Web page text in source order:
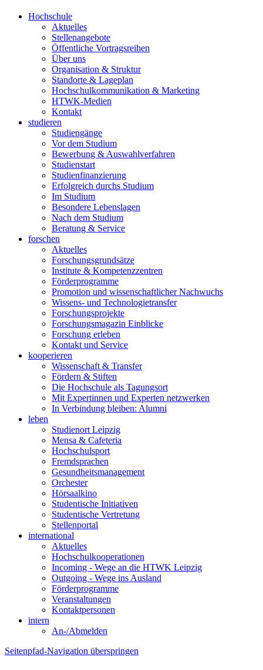
Hochschule
Aktuelles
Stellenangebote
Öffentliche Vortragsreihen
Über uns
Organisation & Struktur
Standorte & Lageplan
Hochschulkommunikation & Marketing
HTWK-Medien
Kontakt
studieren
Studiengänge
Vor dem Studium
Bewerbung & Auswahlverfahren
Studienstart
Studienfinanzierung
Erfolgreich durchs Studium
Im Studium
Besondere Lebenslagen
Nach dem Studium
Beratung & Service
forschen
Aktuelles
Forschungsgrundsätze
Institute & Kompetenzzentren
Förderprogramme
Promotion und wissenschaftlicher Nachwuchs
Wissens- und Technologietransfer
Forschungsprojekte
Forschungsmagazin Einblicke
Forschung erleben
Kontakt und Service
kooperieren
Wissenschaft & Transfer
Fördern & Stiften
Die Hochschule als Tagungsort
Mit Expertinnen und Experten netzwerken
In Verbindung bleiben: Alumni
leben
Studienort Leipzig
Mensa & Cafeteria
Hochschulsport
Fremdsprachen
Gesundheitsmanagement
Orchester
Hörsaalkino
Studentische Initiativen
Studentische Vertretung
Stellenportal
international
Aktuelles
Hochschulkooperationen
Incoming - Wege an die HTWK Leipzig
Outgoing - Wege ins Ausland
Förderprogramme
Veranstaltungen
Kontaktpersonen
intern
An-/Abmelden
Seitenpfad-Navigation überspringen